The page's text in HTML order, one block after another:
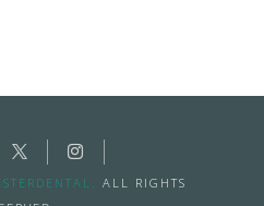
ALL RIGHTS